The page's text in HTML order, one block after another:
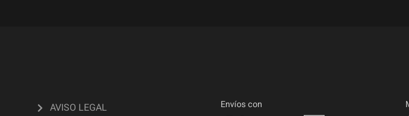
AVISO LEGAL
Envíos con